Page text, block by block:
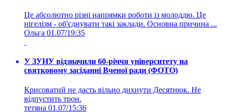
Це абсолютно різні напрямки роботи із молоддю. Це
нігелізм - об'єднувати такі заклади. Основна причина ...
Ольга 01.07/19:35
У ЗУНУ відзначили 60-річчя університету на
святковому засіданні Вченої ради (ФОТО)
Крисоватий не дасть вільно дихнути Десятнюк. Не
відпустить трон.
тетяна 01.07/15:36